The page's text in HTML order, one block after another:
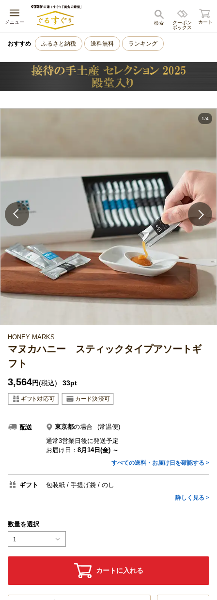
メニュー
キャンセル
クーポン
ボックス
検索 カート
おすすめ ふるさと納税 送料無料 ランキング
1/4
HONEY MARKS
マヌカハニー スティックタイプアソートギ
フト
3,564円(税込) 33pt
配送 東京都の場合
(常温便)
通常3営業日後に発送予定
お届け日： 8月14日(金) ～
すべての送料・お届け日を確認する >
ギフト 包装紙 手提げ袋 のし
詳しく見る >
数量を選択
1
カートに入れる